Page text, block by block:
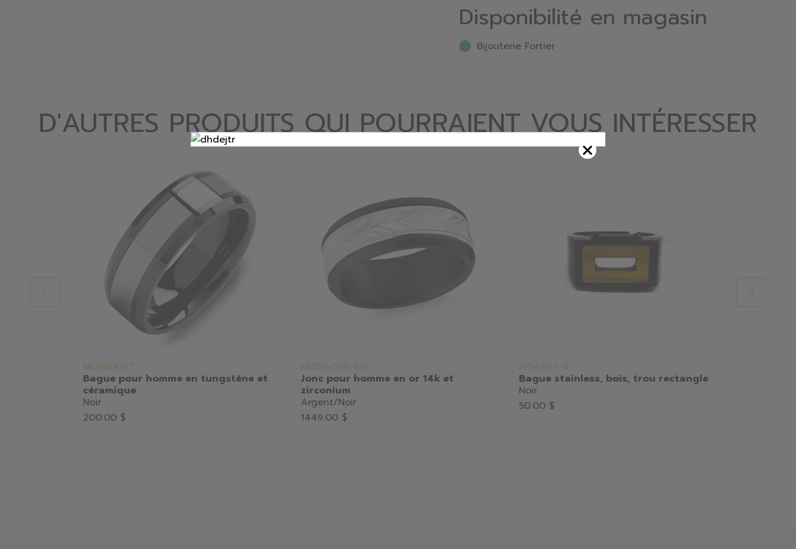
Disponibilité en magasin
Bijouterie Fortier
D'AUTRES PRODUITS QUI POURRAIENT VOUS INTÉRESSER
MGN800CT
Bague pour homme en tungstène et
céramique
Noir
200.00 $
MRDZ-006-8W
Jonc pour homme en or 14k et
zirconium
Argent/Noir
1449.00 $
FR14457-9
Bague stainless, bois, trou rectangle
Noir
50.00 $